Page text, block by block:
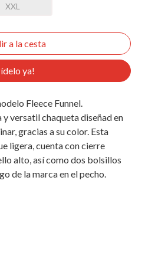
XXL
ya!
Fleece Funnel.
versatil chaqueta diseñad en
gracias a su color. Esta
ligera, cuenta con cierre
alto, así como dos bolsillos
de la marca en el pecho.